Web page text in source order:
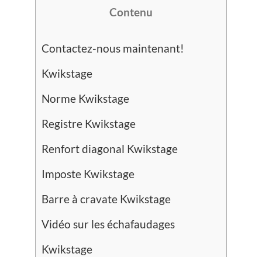
Contenu
Contactez-nous maintenant!
Kwikstage
Norme Kwikstage
Registre Kwikstage
Renfort diagonal Kwikstage
Imposte Kwikstage
Barre à cravate Kwikstage
Vidéo sur les échafaudages
Kwikstage